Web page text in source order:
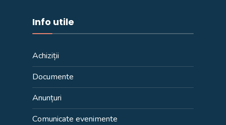
Info utile
Achiziții
Documente
Anunțuri
Comunicate evenimente